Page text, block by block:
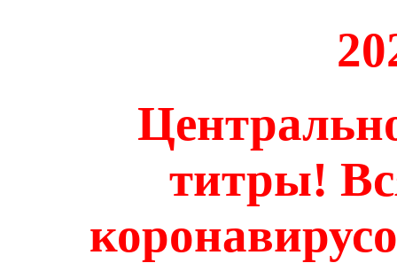
титры!